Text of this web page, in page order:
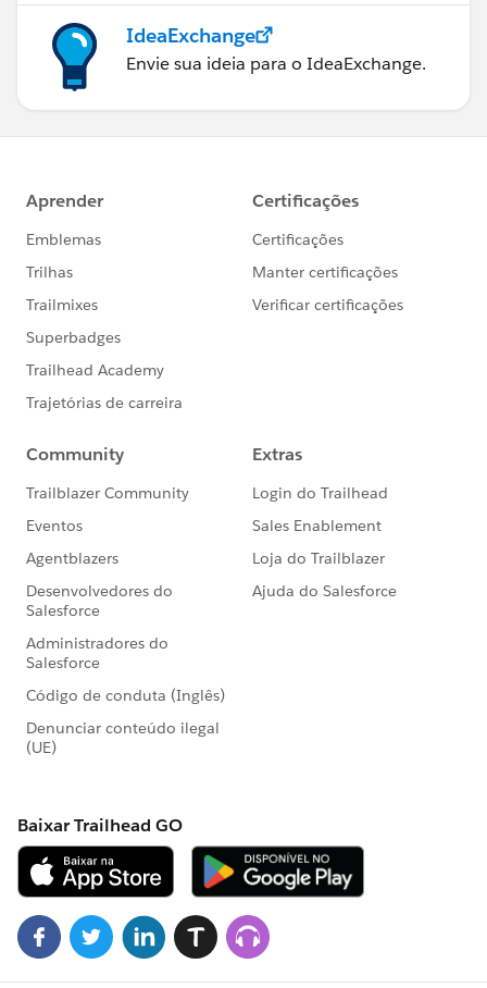
IdeaExchange
Envie sua ideia para o IdeaExchange.